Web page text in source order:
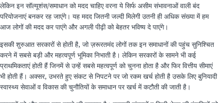
लेकिन इन सॉल्यूशंस/समाधान को मदद चाहिए वरना ये सिर्फ असीम संभावनाओं वाली बंद
परियोजनाएं बनकर रह जाएंगे। यह मदद जितनी जल्दी मिलेगी उतनी ही अधिक संख्या में हम
आज लोगों की मदद कर पाएंगे और अगली पीढ़ी को बेहतर भविष्य दे पाएंगे।
इसकी शुरुआत सरकारों से होती है, जो ज़रूरतमंद लोगों तक इन समाधानों की पहुंच सुनिश्चित
करने में सबसे बड़ी और महत्वपूर्ण भूमिका निभाती है। लेकिन सरकारों के सामने भी कई
प्राथमिकताएं होती हैं जिनमें से उन्हें सबसे महत्वपूर्ण को चुनना होता है और फिर वित्तीय सीमाएं
भी होती हैं। अक्सर, उभरते हुए संकट से निपटने पर जो रकम खर्च होती है उसके लिए बुनियादी
स्वास्थ्य सेवाओं व विकास की चुनौतियों के समाधान पर खर्च में कटौती की जाती है।